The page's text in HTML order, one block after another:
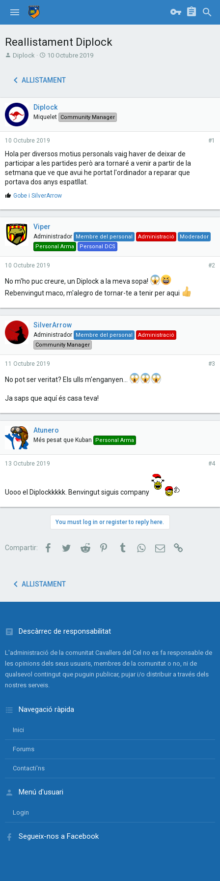
Reallistament Diplock
T
e
d
s
t
a
t
e
r
Diplock
S
r
d
a
t
10 Octubre 2019
ALLISTAMENT
Diplock
Miquelet Community Manager
10 Octubre 2019 #1
Hola per diversos motius personals vaig haver de deixar de
participar a les partides però ara tornaré a venir a partir de la
setmana que ve que avui he portat l'ordinador a reparar que
portava dos anys espatllat.
M
a
g
r
a
d
s
:
Gobe iSilverArrow
Viper
Administrador Membre del personal Administració
Moderador
Personal Arma
Personal DCS
10 Octubre 2019 #2
No m'ho puc creure, un Diplock a la meva sopa!
Rebenvingut maco, m'alegro de tornar-te a tenir per aqui
SilverArrow
Administrador Membre del personal
Administració
Community Manager
11 Octubre 2019 #3
No pot ser veritat? Els ulls m'enganyen...
Ja saps que aquí és casa teva!
Atunero
Més pesat que Kuban Personal Arma
13 Octubre 2019 #4
Uooo el Diplockkkkk. Benvingut siguis company
You must log in or register to reply here.
Compartir: FacebookTwitterReddit PinterestTumblrWhatsAppCorreu electrònic
ALLISTAMENT
Descàrrec de responsabilitat
L'administració de la comunitat Cavallers del Cel no es fa responsable de
les opinions dels seus usuaris, membres de la comunitat o no, ni de
qualsevol contingut que puguin publicar, pujar i/o distribuir a través dels
nostres serveis.
Navegació ràpida
Inici
Forums
Contacti'ns
Menú d'usuari
Login
Segueix-nos a Facebook